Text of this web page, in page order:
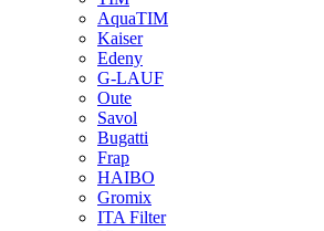
AquaTIM
Kaiser
Edeny
G-LAUF
Oute
Savol
Bugatti
Frap
HAIBO
Gromix
ITA Filter